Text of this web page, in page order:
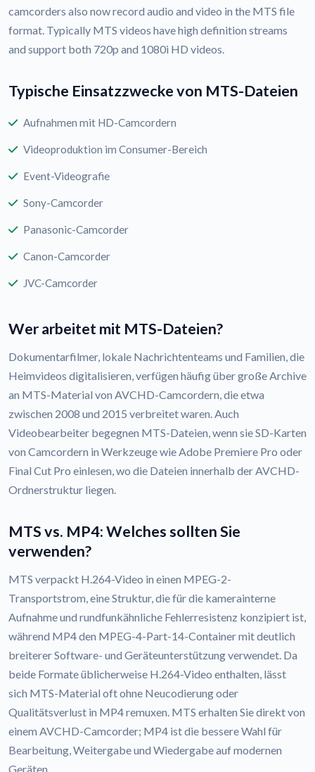
camcorders also now record audio and video in the MTS file
format. Typically MTS videos have high definition streams
and support both 720p and 1080i HD videos.
Typische Einsatzzwecke von MTS-Dateien
Aufnahmen mit HD-Camcordern
Videoproduktion im Consumer-Bereich
Event-Videografie
Sony-Camcorder
Panasonic-Camcorder
Canon-Camcorder
JVC-Camcorder
Wer arbeitet mit MTS-Dateien?
Dokumentarfilmer, lokale Nachrichtenteams und Familien, die
Heimvideos digitalisieren, verfügen häufig über große Archive
an MTS-Material von AVCHD-Camcordern, die etwa
zwischen 2008 und 2015 verbreitet waren. Auch
Videobearbeiter begegnen MTS-Dateien, wenn sie SD-Karten
von Camcordern in Werkzeuge wie Adobe Premiere Pro oder
Final Cut Pro einlesen, wo die Dateien innerhalb der AVCHD-
Ordnerstruktur liegen.
MTS vs. MP4: Welches sollten Sie
verwenden?
MTS verpackt H.264-Video in einen MPEG-2-
Transportstrom, eine Struktur, die für die kamerainterne
Aufnahme und rundfunkähnliche Fehlerresistenz konzipiert ist,
während MP4 den MPEG-4-Part-14-Container mit deutlich
breiterer Software- und Geräteunterstützung verwendet. Da
beide Formate üblicherweise H.264-Video enthalten, lässt
sich MTS-Material oft ohne Neucodierung oder
Qualitätsverlust in MP4 remuxen. MTS erhalten Sie direkt von
einem AVCHD-Camcorder; MP4 ist die bessere Wahl für
Bearbeitung, Weitergabe und Wiedergabe auf modernen
Geräten.